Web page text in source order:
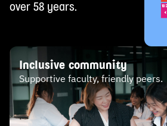
over 58 years.
Inclusive community
Supportive faculty, friendly peers.